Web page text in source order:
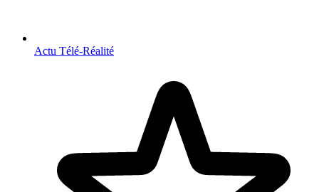
Actu Télé-Réalité